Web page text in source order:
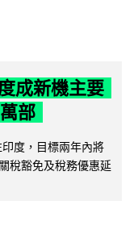
成新機主要
部
度，目標兩年內將
稅豁免及稅務優惠延